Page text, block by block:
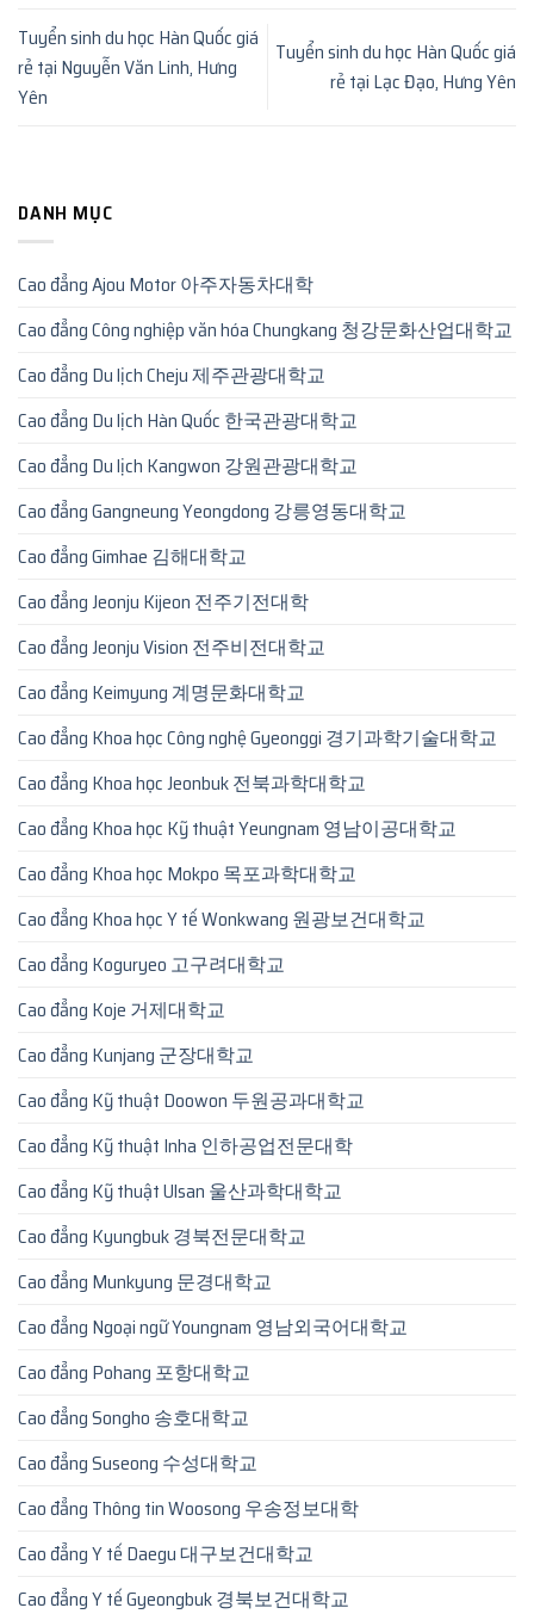
Tuyển sinh du học Hàn Quốc giá
rẻ tại Nguyễn Văn Linh, Hưng
Yên
Tuyển sinh du học Hàn Quốc giá
rẻ tại Lạc Đạo, Hưng Yên
DANH MỤC
Cao đẳng Ajou Motor 아주자동차대학
Cao đẳng Công nghiệp văn hóa Chungkang 청강문화산업대학교
Cao đẳng Du lịch Cheju 제주관광대학교
Cao đẳng Du lịch Hàn Quốc 한국관광대학교
Cao đẳng Du lịch Kangwon 강원관광대학교
Cao đẳng Gangneung Yeongdong 강릉영동대학교
Cao đẳng Gimhae 김해대학교
Cao đẳng Jeonju Kijeon 전주기전대학
Cao đẳng Jeonju Vision 전주비전대학교
Cao đẳng Keimyung 계명문화대학교
Cao đẳng Khoa học Công nghệ Gyeonggi 경기과학기술대학교
Cao đẳng Khoa học Jeonbuk 전북과학대학교
Cao đẳng Khoa học Kỹ thuật Yeungnam 영남이공대학교
Cao đẳng Khoa học Mokpo 목포과학대학교
Cao đẳng Khoa học Y tế Wonkwang 원광보건대학교
Cao đẳng Koguryeo 고구려대학교
Cao đẳng Koje 거제대학교
Cao đẳng Kunjang 군장대학교
Cao đẳng Kỹ thuật Doowon 두원공과대학교
Cao đẳng Kỹ thuật Inha 인하공업전문대학
Cao đẳng Kỹ thuật Ulsan 울산과학대학교
Cao đẳng Kyungbuk 경북전문대학교
Cao đẳng Munkyung 문경대학교
Cao đẳng Ngoại ngữ Youngnam 영남외국어대학교
Cao đẳng Pohang 포항대학교
Cao đẳng Songho 송호대학교
Cao đẳng Suseong 수성대학교
Cao đẳng Thông tin Woosong 우송정보대학
Cao đẳng Y tế Daegu 대구보건대학교
Cao đẳng Y tế Gyeongbuk 경북보건대학교